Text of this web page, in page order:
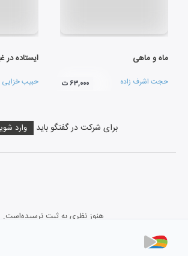
ماه و ماهی
حجت اشرف زاده ۶۳,۰۰۰ ت
ایستاده در
حبیب خزایی
برای شرکت در گفتگو باید وارد
هنوز نظری به ثبت نرسیده‌است.